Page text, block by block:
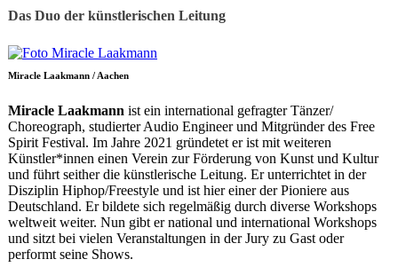
Das Duo der künstlerischen Leitung
Miracle Laakmann / Aachen
Miracle Laakmann ist ein international gefragter Tänzer/
Choreograph, studierter Audio Engineer und Mitgründer des Free
Spirit Festival. Im Jahre 2021 gründetet er ist mit weiteren
Künstler*innen einen Verein zur Förderung von Kunst und Kultur
und führt seither die künstlerische Leitung. Er unterrichtet in der
Disziplin Hiphop/Freestyle und ist hier einer der Pioniere aus
Deutschland. Er bildete sich regelmäßig durch diverse Workshops
weltweit weiter. Nun gibt er national und international Workshops
und sitzt bei vielen Veranstaltungen in der Jury zu Gast oder
performt seine Shows.